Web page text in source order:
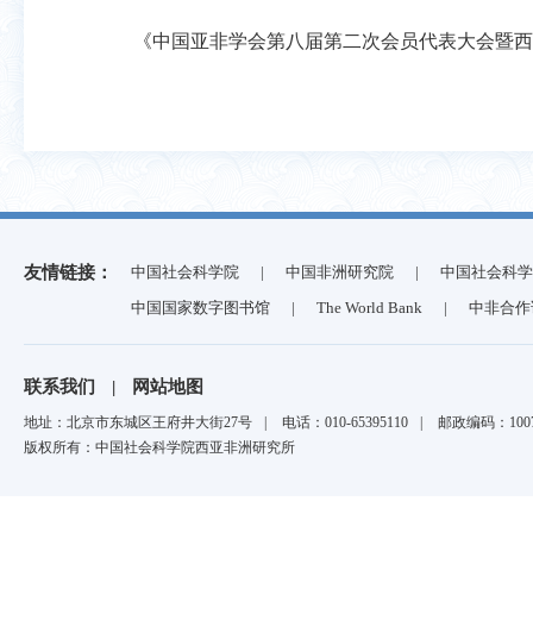
《中国亚非学会第八届第二次会员代表大会暨
友情链接： 中国社会科学院 | 中国非洲研究院 |
中国社会科
中国国家数字图书馆
| The World Bank | 中非合
联系我们 | 网站地图
地址：北京市东城区王府井大街27号 电话：010-65395110
邮政编码：
版权所有：中国社会科学院西亚非洲研究所